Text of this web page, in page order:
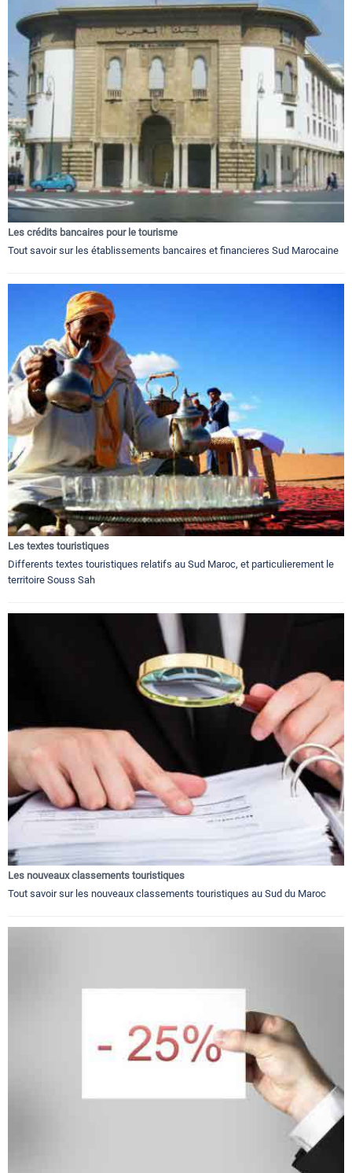
Les crédits bancaires pour le tourisme
Tout savoir sur les établissements bancaires et financieres Sud Marocaine
Les textes touristiques
Differents textes touristiques relatifs au Sud Maroc, et particulierement le
territoire Souss Sah
Les nouveaux classements touristiques
Tout savoir sur les nouveaux classements touristiques au Sud du Maroc